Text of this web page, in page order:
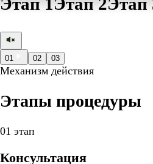
Этап 1Этап 2Этап
01 02 03
Механизм действия
Этапы процедуры
01 этап
Консультация